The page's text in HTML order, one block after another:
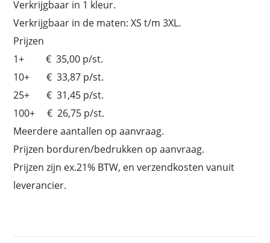
Verkrijgbaar in 1 kleur.
Verkrijgbaar in de maten: XS t/m 3XL.
Prijzen
1+ € 35,00 p/st.
10+ € 33,87 p/st.
25+ € 31,45 p/st.
100+ € 26,75 p/st.
Meerdere aantallen op aanvraag.
Prijzen borduren/bedrukken op aanvraag.
Prijzen zijn ex.21% BTW, en verzendkosten vanuit
leverancier.